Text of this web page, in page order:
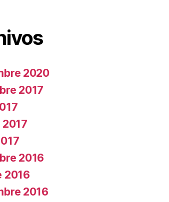
2020
2017
2016
2016
2016